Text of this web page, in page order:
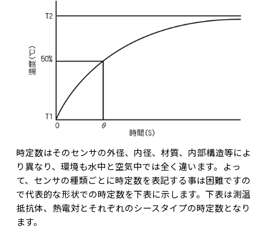
時定数はそのセンサの外径、内径、材質、内部構造等によ
り異なり、環境も水中と空気中では全く違います。よっ
て、センサの種類ごとに時定数を表記する事は困難ですの
で代表的な形状での時定数を下表に示します。下表は測温
抵抗体、熱電対とそれぞれのシースタイプの時定数となり
ます。